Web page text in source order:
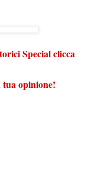
Special clicca
tua opinione!